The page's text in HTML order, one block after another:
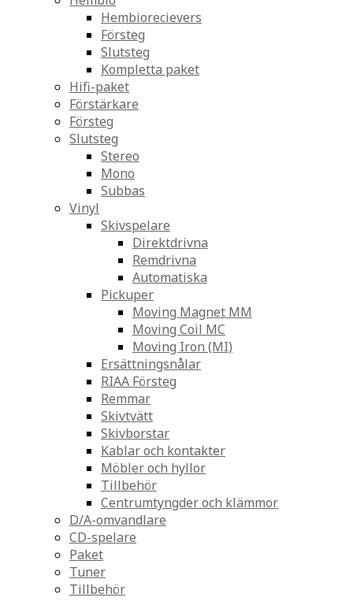
Hembiorecievers
Försteg
Slutsteg
Kompletta paket
Hifi-paket
Förstärkare
Försteg
Slutsteg
Stereo
Mono
Subbas
Vinyl
Skivspelare
Direktdrivna
Remdrivna
Automatiska
Pickuper
Moving Magnet MM
Moving Coil MC
Moving Iron (MI)
Ersättningsnålar
RIAA Försteg
Remmar
Skivtvätt
Skivborstar
Kablar och kontakter
Möbler och hyllor
Tillbehör
Centrumtyngder och klämmor
D/A-omvandlare
CD-spelare
Paket
Tuner
Tillbehör